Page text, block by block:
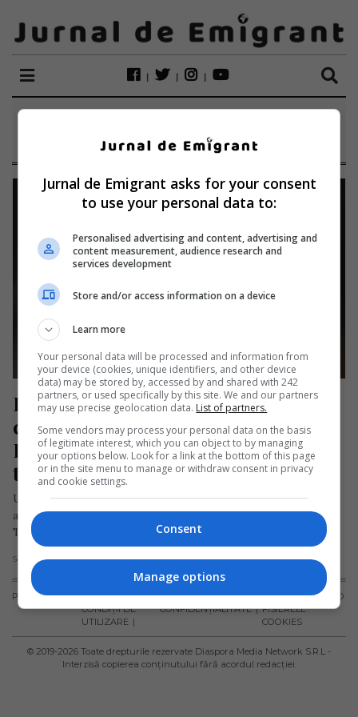
CLIMA
Român din Germania către
conaționali: „Nu veniți aici, fraților!
Dumnezeu i-a debranșat pe ăștia
total de la soare”
Un român care locuiește de 10 ani în Germania transmite un
avertisment conaționalilor prin intermediul unei postări pe
TikTok, sugerându-le…
Scris de Daniela Stoica- vineri, 1 martie 2024
PUBLICITATE
TERMENI ȘI
CONDIȚII DE
UTILIZARE
POLITICA DE
CONFIDENȚIALITATE
POLITICA PRIVIND
FISIERELE
COOKIES
© 2019-2026 Toate drepturile rezervate Diaspora Media Network S.R.L -
Interzisă copierea conținutului fără acordul redacției.
Jurnal de Emigrant asks for your consent
to use your personal data to:
Personalised advertising and content, advertising and
content measurement, audience research and
services development
Store and/or access information on a device
Learn more
Your personal data will be processed and information from
your device (cookies, unique identifiers, and other device
data) may be stored by, accessed by and shared with 242
partners, or used specifically by this site. We and our partners
may use precise geolocation data. List of partners.
Some vendors may process your personal data on the basis
of legitimate interest, which you can object to by managing
your options below. Look for a link at the bottom of this page
or in the site menu to manage or withdraw consent in privacy
and cookie settings.
Consent
Manage options